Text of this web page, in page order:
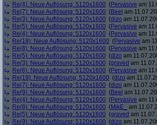
Re(4): Neue Auflösung: 5120x1600 (Pervasive am
Re(7): Neue Auflösung: 5120x1600 (Beel am
Re(3): Neue Auflösung: 5120x1600 (dizo am
Re(5): Neue Auflösung: 5120x1600 (Pervasive am
Re(4): Neue Auflösung: 5120x1600 (Pervasive am
Re(18): Neue Auflösung: 5120x1600 (Pervasive am
Re(8): Neue Auflösung: 5120x1600 (Pervasive am
Re(5): Neue Auflösung: 5120x1600 (dizo am
Re(3): Neue Auflösung: 5120x1600 (graved am
Re(6): Neue Auflösung: 5120x1600 (Pervasive am
Re(19): Neue Auflösung: 5120x1600 (dizo am
Re(7): Neue Auflösung: 5120x1600 (dizo am
Re(9): Neue Auflösung: 5120x1600 (Beel am
Re(4): Neue Auflösung: 5120x1600 (Pervasive am
Re(8): Neue Auflösung: 5120x1600 (MikE_
am
Re(5): Neue Auflösung: 5120x1600 (graved am
Re(9): Neue Auflösung: 5120x1600 (dizo am